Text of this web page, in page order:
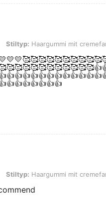
Haargummi mit cremefarbenem,
Stiltyp: Haargummi mit
Haargummi mit cremefarbenem,
Stiltyp: Haargummi mit